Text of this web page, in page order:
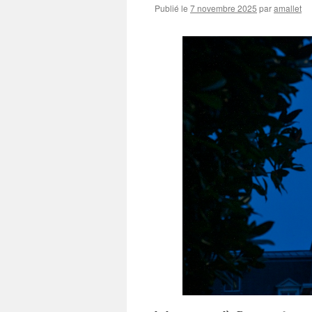
Publié le 7 novembre 2025 paramallet